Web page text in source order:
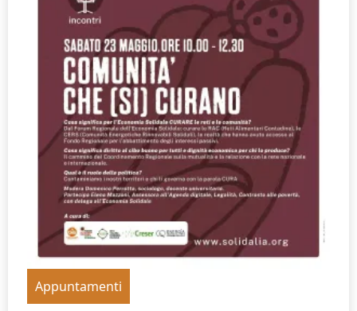
Appuntamenti